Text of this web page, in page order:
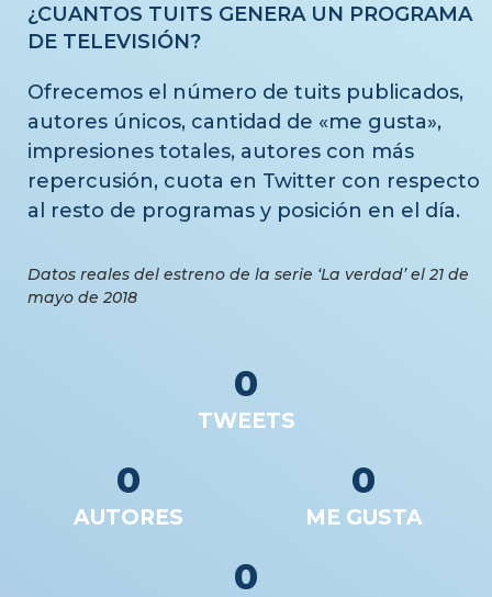
¿CUANTOS TUITS GENERA UN PROGRAMA
DE TELEVISIÓN?
Ofrecemos el número de tuits publicados,
autores únicos, cantidad de «me gusta»,
impresiones totales, autores con más
repercusión, cuota en Twitter con respecto
al resto de programas y posición en el día.
Datos reales del estreno de la serie ‘La verdad’ el 21 de
mayo de 2018
TWEETS
0
AUTORES
0
ME GUSTA
0
0